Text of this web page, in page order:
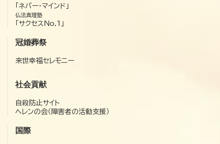
「ネバー・マインド」
仏法真理塾
「サクセスNo.1」
冠婚葬祭
来世幸福セレモニー
社会貢献
自殺防止サイト
ヘレンの会（障害者の活動支援）
国際